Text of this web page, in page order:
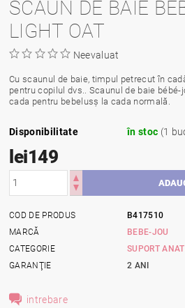
SCAUN DE BAIE
LIGHT OAT
Neevaluat
Cu scaunul de baie, timpul petrecut în
pentru copilul dvs.. Scaunul de baie
cada pentru bebelusș la cada normală.
Disponibilitate în stoc (1
lei149
COD DE PRODUS
B417510
MARCĂ
BEBE-JOU
CATEGORIE
SUPORT
GARANŢIE
2 ANI
intrebare